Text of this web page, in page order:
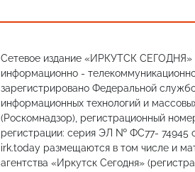
Сетевое издание «ИРКУТСК СЕГОДНЯ»
информационно -
зарегистрировано Федеральной
информационных технологий и
(Роскомнадзор), регистрационный
регистрации: серия ЭЛ № ФС77- 74945
irk.today размещаются в том числе и
агентства «Иркутск Сегодня»